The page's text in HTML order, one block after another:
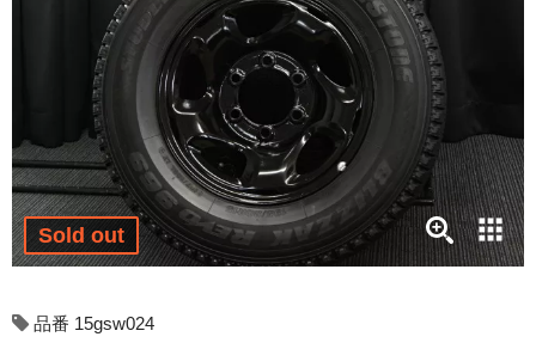
17インチ：冬タイヤホイール
18インチ：冬タイヤホイール
19インチ：冬タイヤホイール
20インチ：冬タイヤホイール
Sold out
品番 15gsw024